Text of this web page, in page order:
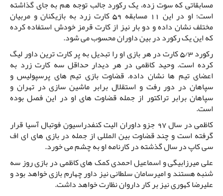
مسابقاتی که سوت زده، یک رکورد جالب توجه هم به جای گذاشته
است؛ او در این 11 مسابقه 59 کارت زرد به بازیکنان و مربیان
مختلف نشان داده و دو بار نیز از کارت قرمز خودش استفاده کرده
که این یک رکورد در بین داوران محسوب می شود.
رکورد 5/3 کارت در هر بازی او را تبدیل به پر کارت ترین داور لیگ
کرده است. وحید کاظمی در هر دیدار حداقل سه کارت زرد به
اعضای تیم ها نشان داده. قضاوت بازی تیم های پرسپولیس و
سپاهان در دور رفت و استقلال برابر ماشین سازی در تهران و
سپاهان برابر تراکتور از جمله قضاوت های او در این فصل بوده
است.
کاظمی در سال 97 جزو داوران الیت کنفدراسیون فوتبال آسیا قرار
گرفته است و چند قضاوت بین المللی از جمله در بازی های ای اف
سی کاپ در سال گذشته در کارنامه او به چشم می خورد.
علی میرزابیگی و اسماعیل احمدی کمک های کاظمی در بازی روز سه
شنبه هستند و امیرسامان سلطانی نیز داور چهارم بازی خواهد بود و
علیرضا کهوری نیز بر کار داروان نظارت خواهد داشت.